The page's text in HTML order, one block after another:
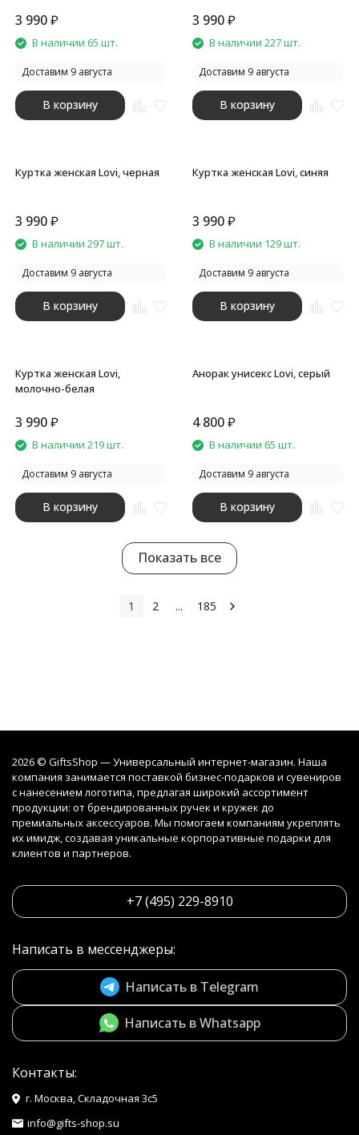
3 990₽
В наличии 65 шт.
Доставим 9 августа
В корзину
3 990₽
В наличии 227 шт.
Доставим 9 августа
В корзину
Куртка женская Lovi, черная
3 990₽
В наличии 297 шт.
Доставим 9 августа
В корзину
Куртка женская Lovi, синяя
3 990₽
В наличии 129 шт.
Доставим 9 августа
В корзину
Куртка женская Lovi,
молочно-белая
3 990₽
В наличии 219 шт.
Доставим 9 августа
В корзину
Анорак унисекс Lovi, серый
4 800₽
В наличии 65 шт.
Доставим 9 августа
В корзину
Показать все
1 2 ... 185
2026 © GiftsShop — Универсальный интернет-магазин. Наша
компания занимается поставкой бизнес-подарков и сувениров
с нанесением логотипа, предлагая широкий ассортимент
продукции: от брендированных ручек и кружек до
премиальных аксессуаров. Мы помогаем компаниям укреплять
их имидж, создавая уникальные корпоративные подарки для
клиентов и партнеров.
+7 (495) 229-8910
Написать в мессенджеры:
Написать в Telegram
Написать в Whatsapp
Контакты:
г. Москва, Складочная 3с5
info@gifts-shop.su